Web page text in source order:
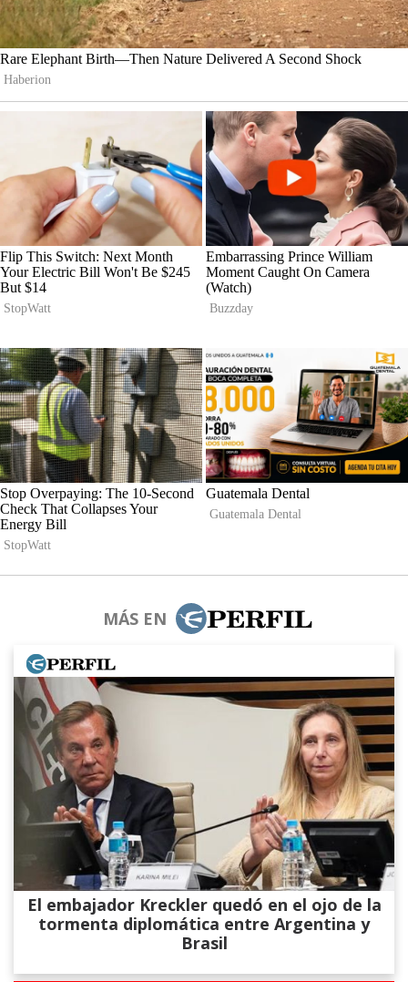
MÁS EN
El embajador Kreckler quedó en el ojo de la
tormenta diplomática entre Argentina y
Brasil